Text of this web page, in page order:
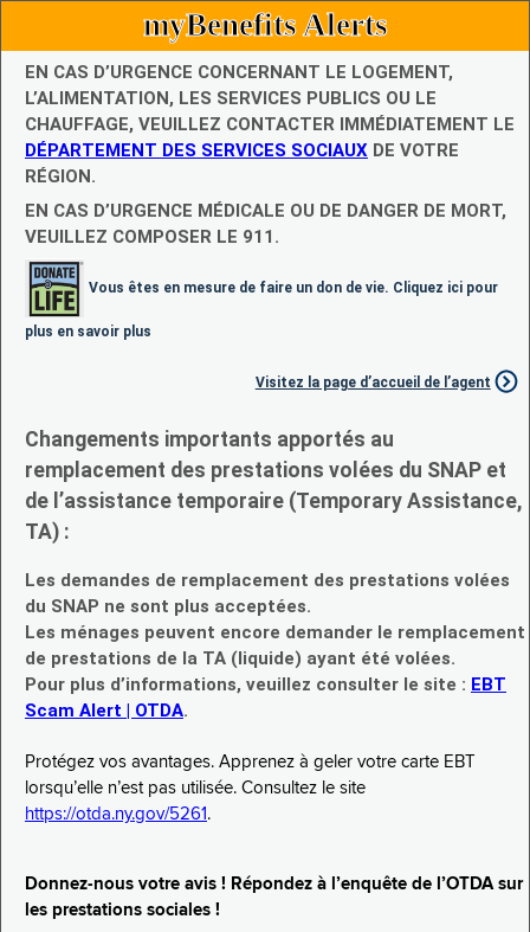
myBenefits Alerts
EN CAS D’URGENCE CONCERNANT LE LOGEMENT,
L’ALIMENTATION, LES SERVICES PUBLICS OU LE
CHAUFFAGE, VEUILLEZ CONTACTER IMMÉDIATEMENT LE
DÉPARTEMENT DES SERVICES SOCIAUX DE VOTRE
RÉGION.
EN CAS D’URGENCE MÉDICALE OU DE DANGER DE MORT,
VEUILLEZ COMPOSER LE 911.
Vous êtes en mesure de faire un don de vie. Cliquez ici pour
plus en savoir plus
Visitez la page d’accueil de l’agent
Changements importants apportés au
remplacement des prestations volées du SNAP et
de l’assistance temporaire (Temporary Assistance,
TA) :
Les demandes de remplacement des prestations volées
du SNAP ne sont plus acceptées.
Les ménages peuvent encore demander le remplacement
de prestations de la TA (liquide) ayant été volées.
Pour plus d’informations, veuillez consulter le site : EBT
Scam Alert | OTDA.
Protégez vos avantages. Apprenez à geler votre carte EBT
lorsqu’elle n’est pas utilisée. Consultez le site
https://otda.ny.gov/5261 .
Donnez-nous votre avis ! Répondez à l’enquête de l’OTDA sur
les prestations sociales !